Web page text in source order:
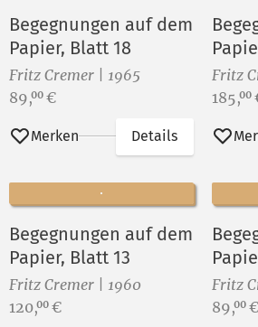
Begegnungen auf dem
Papier, Blatt 18
Fritz Cremer | 1965
Preis:
89,00 €
Merken Details
Fritz
Preis:
185,00
Begegnungen auf dem
Papier, Blatt 13
Fritz Cremer | 1960
Preis:
120,00 €
Fritz
Preis:
89,00 €